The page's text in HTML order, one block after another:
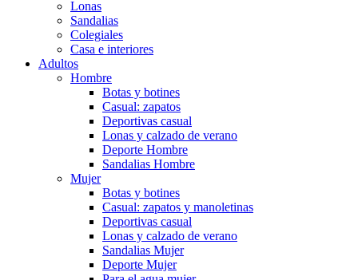
Lonas
Sandalias
Colegiales
Casa e interiores
Adultos
Hombre
Botas y botines
Casual: zapatos
Deportivas casual
Lonas y calzado de verano
Deporte Hombre
Sandalias Hombre
Mujer
Botas y botines
Casual: zapatos y manoletinas
Deportivas casual
Lonas y calzado de verano
Sandalias Mujer
Deporte Mujer